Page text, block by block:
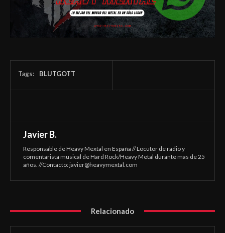
Tags: BLUTGOTT
Javier B.
Responsable de Heavy Mextal en España // Locutor de radio y
comentarista musical de Hard Rock/Heavy Metal durante mas de 25
años. //Contacto:javier@heavymextal.com
Relacionado